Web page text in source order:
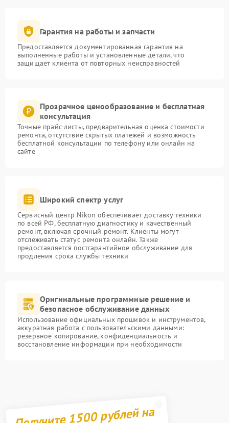
Гарантия на работы и запчасти
Предоставляется документированная гарантия на
выполненные работы и установленные детали, что
защищает клиента от повторных неисправностей
Прозрачное ценообразование и бесплатная
консультация
Точные прайс-листы, предварительная оценка стоимости
ремонта, отсутствие скрытых платежей и возможность
бесплатной консультации по телефону или онлайн на
сайте
Широкий спектр услуг
Сервисный центр Nikon обеспечивает доставку техники
по всей РФ, бесплатную диагностику и качественный
ремонт, включая срочный ремонт. Клиенты могут
отслеживать статус ремонта онлайн. Также
предоставляется постгарантийное обслуживание для
продления срока службы техники
Оригинальные программные решение и
безопасное обслуживание данных
Использование официальных прошивок и инструментов,
аккуратная работа с пользовательскими данными:
резервное копирование, конфиденциальность и
восстановление информации при необходимости